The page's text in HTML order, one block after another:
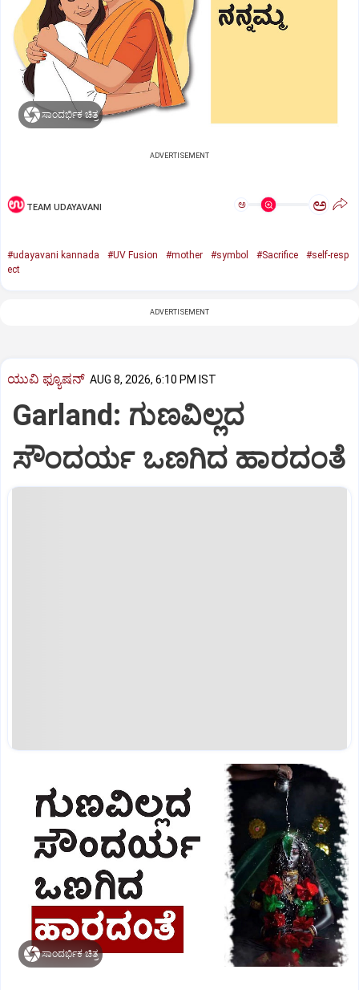
ಸಾಂದರ್ಭಿಕ ಚಿತ್ರ
ADVERTISEMENT
TEAM UDAYAVANI ಅ ಅ
#udayavani kannada #UV Fusion #mother #symbol #Sacrifice
#self-resp
ect
ADVERTISEMENT
ಯುವಿ ಫ್ಯೂಷನ್ AUG 8, 2026, 6:10 PM IST
Garland: ಗುಣವಿಲ್ಲದ
ಸೌಂದರ್ಯ ಒಣಗಿದ ಹಾರದಂತೆ
ಸಾಂದರ್ಭಿಕ ಚಿತ್ರ